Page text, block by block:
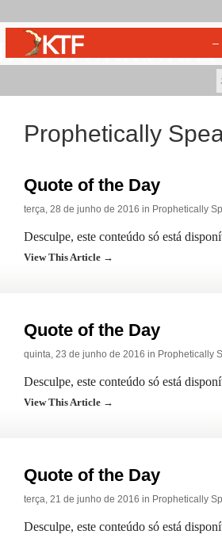
Prophetically
Quote of the Day
terça, 28 de junho de 2016 in Prophetically
Desculpe, este conteúdo só está
View This Article →
Quote of the Day
quinta, 23 de junho de 2016 in Prophetically
Desculpe, este conteúdo só está
View This Article →
Quote of the Day
terça, 21 de junho de 2016 in Prophetically
Desculpe, este conteúdo só está